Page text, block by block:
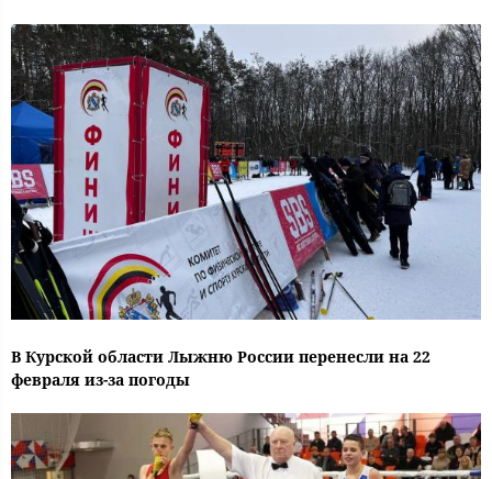
В Курской области Лыжню России перенесли на 22
февраля из-за погоды